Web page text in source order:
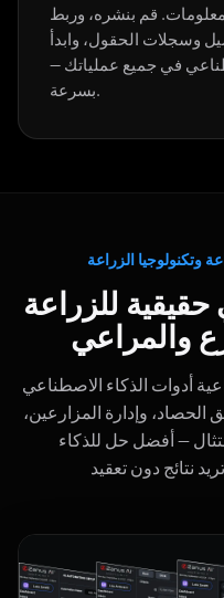
قم بنشره، وربط
وسجلات الحقول، وابدأ
في جميع عملياتك —
بسرعة.
وتكنولوجيا الزراعة
للزراعة
والمراعي
أدوات الذكاء الاصطناعي
الحصاد، وإدارة المزارعين،
— أفضل حل للذكاء